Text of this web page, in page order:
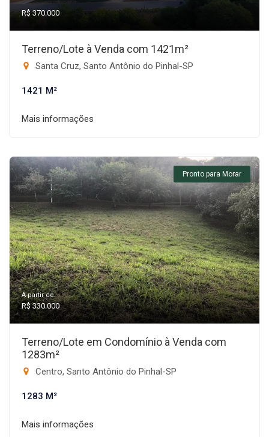
R$ 370.000
Terreno/Lote à Venda com 1421m²
Santa Cruz, Santo Antônio do Pinhal-SP
1421 M²
Mais informações
Pronto para Morar
A partir de:
R$ 330.000
Terreno/Lote em Condomínio à Venda com
1283m²
Centro, Santo Antônio do Pinhal-SP
1283 M²
Mais informações